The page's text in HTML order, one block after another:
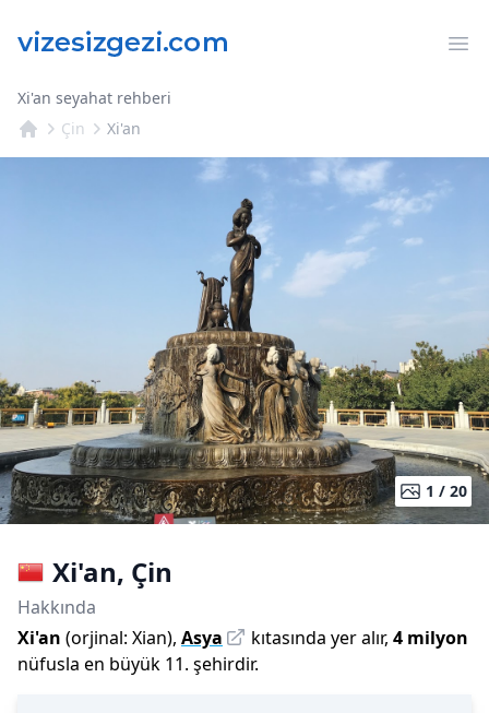
Xi'an seyahat rehberi
Çin
Xi'an
1 / 20
Xi'an, Çin
Hakkında
Xi'an (orjinal: Xian), Asya kıtasında yer alır, 4 milyon
nüfusla en büyük 11. şehirdir.